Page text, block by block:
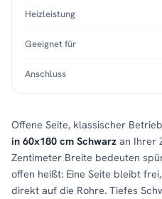
Offene Seite, klassischer
in 60x180 cm Schwarz an Ihrer
Zentimeter Breite bedeuten
offen heißt: Eine Seite bleibt
direkt auf die Rohre. Tiefes
Heizleistung
Geeignet für
Anschluss